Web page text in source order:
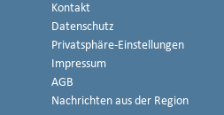
Kontakt
Datenschutz
Privatsphäre-Einstellungen
Impressum
AGB
Nachrichten aus der Region